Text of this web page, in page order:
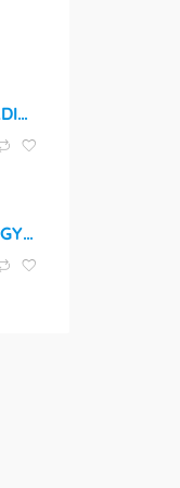
PENYEDIA WALLMOULDING GYPSUM TERBAIK DI MALANG
PENYEDIA MOULDING GYPSUM BERKUALITAS DI KOTA MALANG